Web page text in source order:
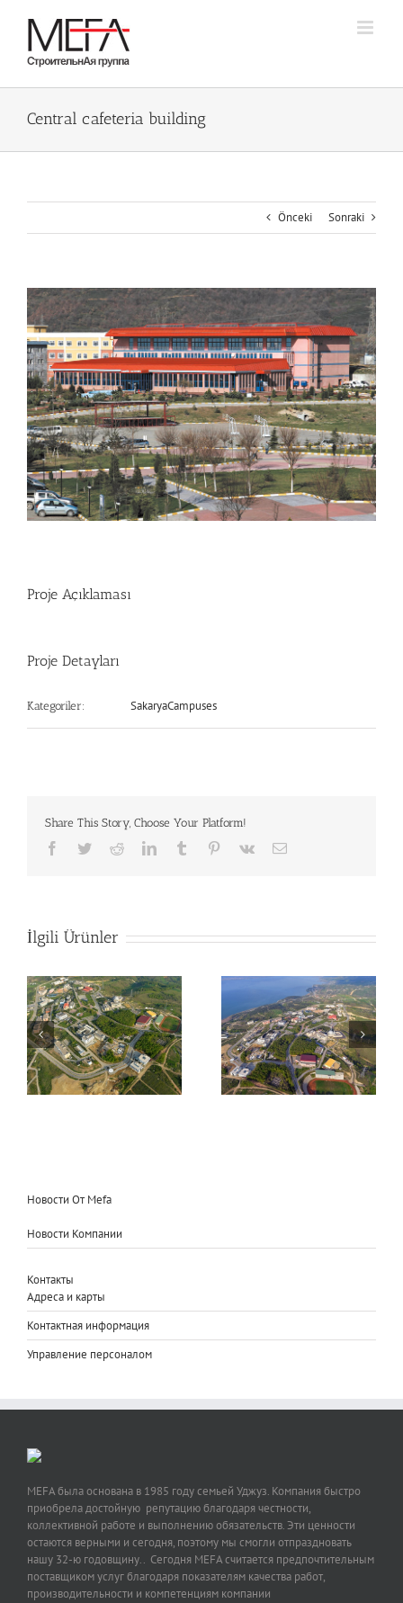
Central cafeteria building
Önceki Sonraki
Büyük
Resmi
Görüntüle
Proje Açıklaması
Proje Detayları
Kategoriler: SakaryaCampuses
Share This Story, Choose Your Platform!
Facebook
TwitterRedditLinkedInTumblr Pinterest
Vk
E-
İlgili Ürünler
Sakarya University
Campus
Sakarya University
Campus
Новости От Mefa
Новости Компании
Контакты
Адреса и карты
Контактная информация
Управление персоналом
MEFA была основана в 1985 году семьей Уджуз. Компания быстро
приобрела достойную репутацию благодаря честности,
коллективной работе и выполнению обязательств. Эти ценности
остаются верными и сегодня, поэтому мы смогли отпраздновать
нашу 32-ю годовщину.. Сегодня MEFA считается предпочтительным
поставщиком услуг благодаря показателям качества работ,
производительности и компетенциям компании